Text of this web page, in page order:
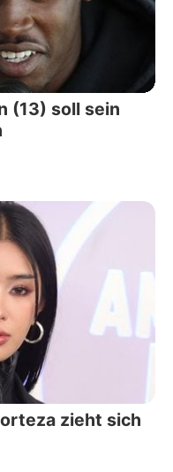
(13) soll sein
zieht sich